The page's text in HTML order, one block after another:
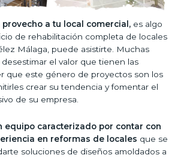
a tu local comercial, es algo
de rehabilitación completa de locales
Málaga, puede asistirte. Muchas
el valor que tienen las
que este género de proyectos son los
crear su tendencia y fomentar el
de su empresa.
equipo caracterizado por contar con
en reformas de locales que se
soluciones de diseños amoldados a